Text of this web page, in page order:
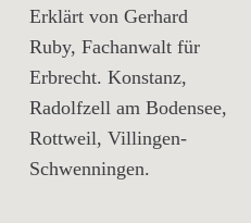
Erklärt von Gerhard
Ruby, Fachanwalt für
Erbrecht. Konstanz,
Radolfzell am Bodensee,
Rottweil, Villingen-
Schwenningen.